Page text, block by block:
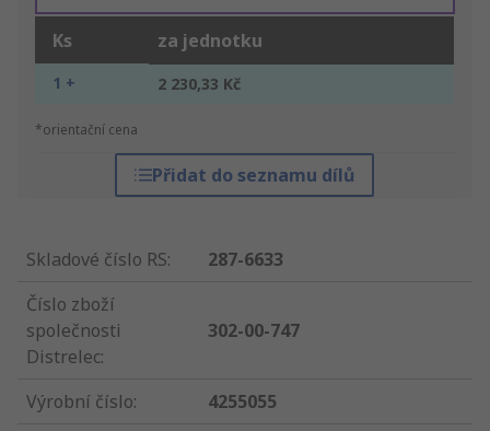
Ks za jednotku
1 + 2 230,33 Kč
*orientační cena
Přidat do seznamu dílů
Skladové číslo RS:
287-6633
Číslo zboží
společnosti
Distrelec:
302-00-747
Výrobní číslo:
4255055